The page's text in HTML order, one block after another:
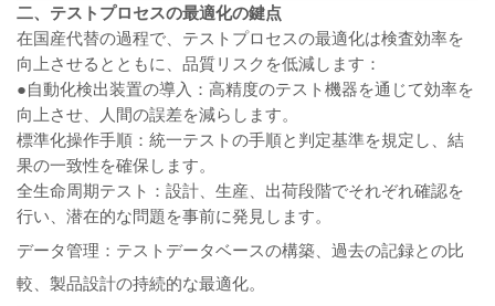
二、テストプロセスの最適化の鍵点
在国産代替の過程で、テストプロセスの最適化は検査効率を
向上させるとともに、品質リスクを低減します：
●自動化検出装置の導入：高精度のテスト機器を通じて効率を
向上させ、人間の誤差を減らします。
標準化操作手順：統一テストの手順と判定基準を規定し、結
果の一致性を確保します。
全生命周期テスト：設計、生産、出荷段階でそれぞれ確認を
行い、潜在的な問題を事前に発見します。
データ管理：テストデータベースの構築、過去の記録との比
較、製品設計の持続的な最適化。